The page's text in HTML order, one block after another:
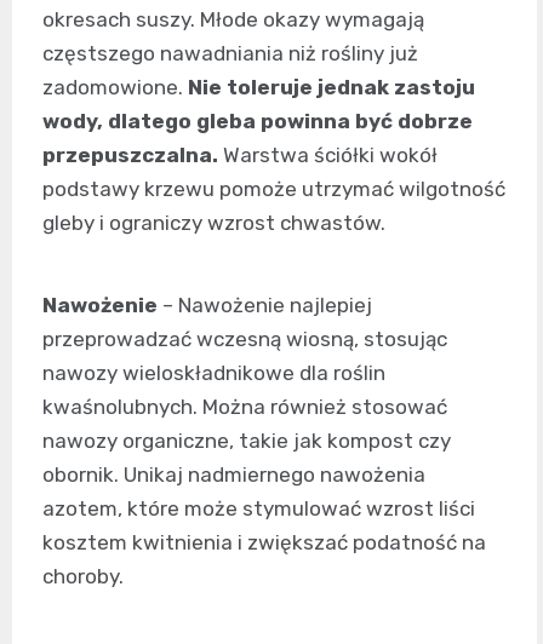
okresach suszy. Młode okazy wymagają
częstszego nawadniania niż rośliny już
zadomowione. Nie toleruje jednak zastoju
wody, dlatego gleba powinna być dobrze
przepuszczalna. Warstwa ściółki wokół
podstawy krzewu pomoże utrzymać wilgotność
gleby i ograniczy wzrost chwastów.
Nawożenie – Nawożenie najlepiej
przeprowadzać wczesną wiosną, stosując
nawozy wieloskładnikowe dla roślin
kwaśnolubnych. Można również stosować
nawozy organiczne, takie jak kompost czy
obornik. Unikaj nadmiernego nawożenia
azotem, które może stymulować wzrost liści
kosztem kwitnienia i zwiększać podatność na
choroby.